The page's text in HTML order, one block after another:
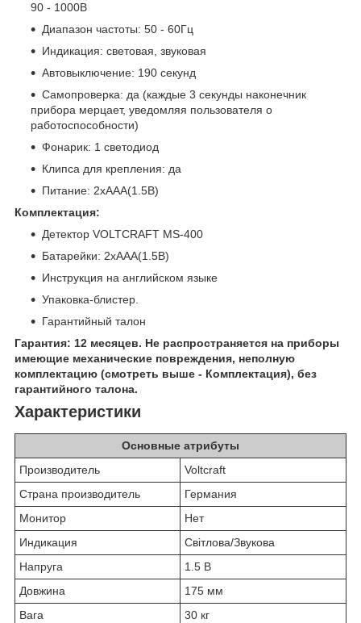
90 - 1000В
Диапазон частоты: 50 - 60Гц
Индикация: световая, звуковая
Автовыключение: 190 секунд
Самопроверка: да (каждые 3 секунды наконечник
прибора мерцает, уведомляя пользователя о
работоспособности)
Фонарик: 1 светодиод
Клипса для крепления: да
Питание: 2хААА(1.5В)
Комплектация:
Детектор VOLTCRAFT MS-400
Батарейки: 2хААА(1.5В)
Инструкция на английском языке
Упаковка-блистер.
Гарантийный талон
Гарантия: 12 месяцев. Не распространяется на приборы
имеющие механические повреждения, неполную
комплектацию (смотреть выше - Комплектация), без
гарантийного талона.
Характеристики
Основные атрибуты
Производитель
Voltcraft
Страна производитель
Германия
Монитор
Нет
Индикация
Світлова/Звукова
Напруга
1.5 В
Довжина
175 мм
Вага
30 кг